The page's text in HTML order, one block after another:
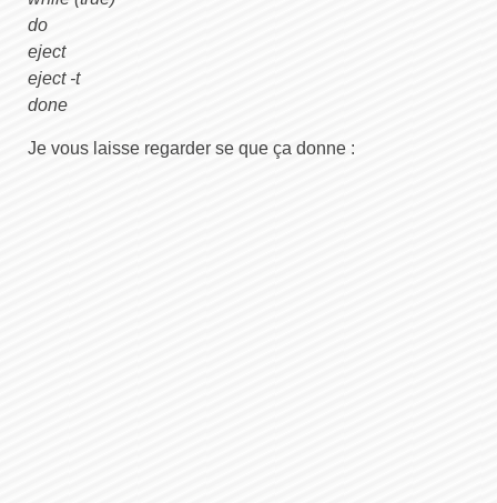
do
eject
eject -t
done
Je vous laisse regarder se que ça donne :